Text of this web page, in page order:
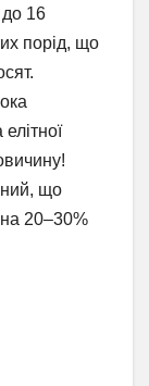
до 16
порід, що
що
20–30%